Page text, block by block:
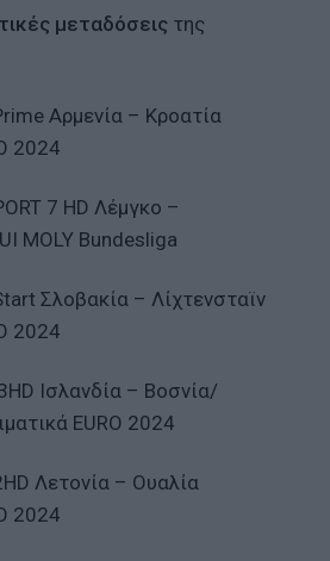
μεταδόσεις της
Αρμενία – Κροατία
2024
7 HD Λέμγκο –
MOLY Bundesliga
Σλοβακία – Λίχτενσταϊν
2024
Ισλανδία – Βοσνία/
EURO 2024
Λετονία – Ουαλία
2024